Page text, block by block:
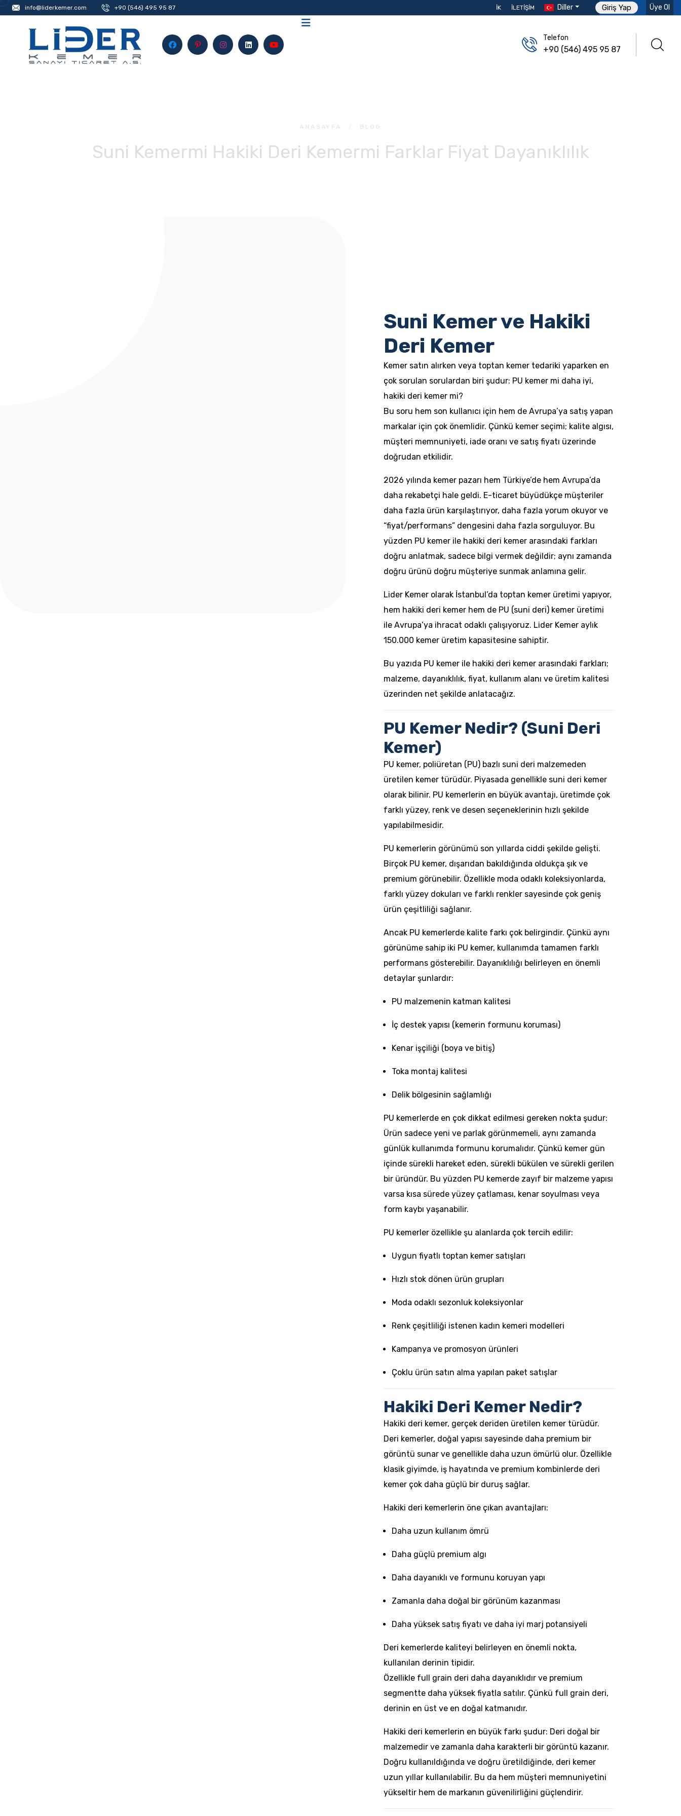
info@liderkemer.com +90 (546) 495 95 87 İK İLETIŞIM Diller Giriş Yap Üye Ol
Telefon
+90 (546) 495 95 87
ANASAYFA / BLOG
Suni Kemermi Hakiki Deri Kemermi Farklar Fiyat Dayanıklılık
Suni Kemer ve Hakiki
Deri Kemer
Kemer satın alırken veya toptan kemer tedariki yaparken en
çok sorulan sorulardan biri şudur: PU kemer mi daha iyi,
hakiki deri kemer mi?
Bu soru hem son kullanıcı için hem de Avrupa’ya satış yapan
markalar için çok önemlidir. Çünkü kemer seçimi; kalite algısı,
müşteri memnuniyeti, iade oranı ve satış fiyatı üzerinde
doğrudan etkilidir.
2026 yılında kemer pazarı hem Türkiye’de hem Avrupa’da
daha rekabetçi hale geldi. E-ticaret büyüdükçe müşteriler
daha fazla ürün karşılaştırıyor, daha fazla yorum okuyor ve
“fiyat/performans” dengesini daha fazla sorguluyor. Bu
yüzden PU kemer ile hakiki deri kemer arasındaki farkları
doğru anlatmak, sadece bilgi vermek değildir; aynı zamanda
doğru ürünü doğru müşteriye sunmak anlamına gelir.
Lider Kemer olarak İstanbul’da toptan kemer üretimi yapıyor,
hem hakiki deri kemer hem de PU (suni deri) kemer üretimi
ile Avrupa’ya ihracat odaklı çalışıyoruz. Lider Kemer aylık
150.000 kemer üretim kapasitesine sahiptir.
Bu yazıda PU kemer ile hakiki deri kemer arasındaki farkları;
malzeme, dayanıklılık, fiyat, kullanım alanı ve üretim kalitesi
üzerinden net şekilde anlatacağız.
PU Kemer Nedir? (Suni Deri
Kemer)
PU kemer, poliüretan (PU) bazlı suni deri malzemeden
üretilen kemer türüdür. Piyasada genellikle suni deri kemer
olarak bilinir. PU kemerlerin en büyük avantajı, üretimde çok
farklı yüzey, renk ve desen seçeneklerinin hızlı şekilde
yapılabilmesidir.
PU kemerlerin görünümü son yıllarda ciddi şekilde gelişti.
Birçok PU kemer, dışarıdan bakıldığında oldukça şık ve
premium görünebilir. Özellikle moda odaklı koleksiyonlarda,
farklı yüzey dokuları ve farklı renkler sayesinde çok geniş
ürün çeşitliliği sağlanır.
Ancak PU kemerlerde kalite farkı çok belirgindir. Çünkü aynı
görünüme sahip iki PU kemer, kullanımda tamamen farklı
performans gösterebilir. Dayanıklılığı belirleyen en önemli
detaylar şunlardır:
PU malzemenin katman kalitesi
İç destek yapısı (kemerin formunu koruması)
Kenar işçiliği (boya ve bitiş)
Toka montaj kalitesi
Delik bölgesinin sağlamlığı
PU kemerlerde en çok dikkat edilmesi gereken nokta şudur:
Ürün sadece yeni ve parlak görünmemeli, aynı zamanda
günlük kullanımda formunu korumalıdır. Çünkü kemer gün
içinde sürekli hareket eden, sürekli bükülen ve sürekli gerilen
bir üründür. Bu yüzden PU kemerde zayıf bir malzeme yapısı
varsa kısa sürede yüzey çatlaması, kenar soyulması veya
form kaybı yaşanabilir.
PU kemerler özellikle şu alanlarda çok tercih edilir:
Uygun fiyatlı toptan kemer satışları
Hızlı stok dönen ürün grupları
Moda odaklı sezonluk koleksiyonlar
Renk çeşitliliği istenen kadın kemeri modelleri
Kampanya ve promosyon ürünleri
Çoklu ürün satın alma yapılan paket satışlar
Hakiki Deri Kemer Nedir?
Hakiki deri kemer, gerçek deriden üretilen kemer türüdür.
Deri kemerler, doğal yapısı sayesinde daha premium bir
görüntü sunar ve genellikle daha uzun ömürlü olur. Özellikle
klasik giyimde, iş hayatında ve premium kombinlerde deri
kemer çok daha güçlü bir duruş sağlar.
Hakiki deri kemerlerin öne çıkan avantajları:
Daha uzun kullanım ömrü
Daha güçlü premium algı
Daha dayanıklı ve formunu koruyan yapı
Zamanla daha doğal bir görünüm kazanması
Daha yüksek satış fiyatı ve daha iyi marj potansiyeli
Deri kemerlerde kaliteyi belirleyen en önemli nokta,
kullanılan derinin tipidir.
Özellikle full grain deri daha dayanıklıdır ve premium
segmentte daha yüksek fiyatla satılır. Çünkü full grain deri,
derinin en üst ve en doğal katmanıdır.
Hakiki deri kemerlerin en büyük farkı şudur: Deri doğal bir
malzemedir ve zamanla daha karakterli bir görüntü kazanır.
Doğru kullanıldığında ve doğru üretildiğinde, deri kemer
uzun yıllar kullanılabilir. Bu da hem müşteri memnuniyetini
yükseltir hem de markanın güvenilirliğini güçlendirir.